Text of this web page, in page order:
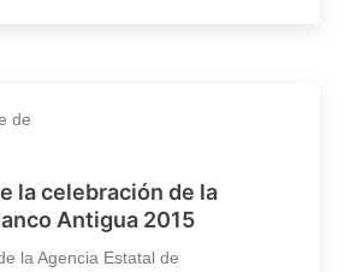
de
la celebración de la
Antigua 2015
la Agencia Estatal de